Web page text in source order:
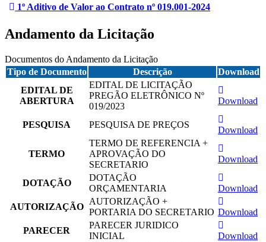
1º Aditivo de Valor ao Contrato nº 019.001-2024
Andamento da Licitação
Documentos do Andamento da Licitação
Tipo de Documento
Descrição
Download
EDITAL DE
ABERTURA
EDITAL DE LICITAÇÃO
PREGÃO ELETRÔNICO Nº
019/2023
Download
PESQUISA PESQUISA DE PREÇOS
Download
TERMO
TERMO DE REFERENCIA +
APROVAÇÃO DO
SECRETARIO
Download
DOTAÇÃO
DOTAÇÃO
ORÇAMENTARIA
Download
AUTORIZAÇÃO
AUTORIZAÇÃO +
PORTARIA DO SECRETARIO Download
PARECER
PARECER JURIDICO
INICIAL
Download